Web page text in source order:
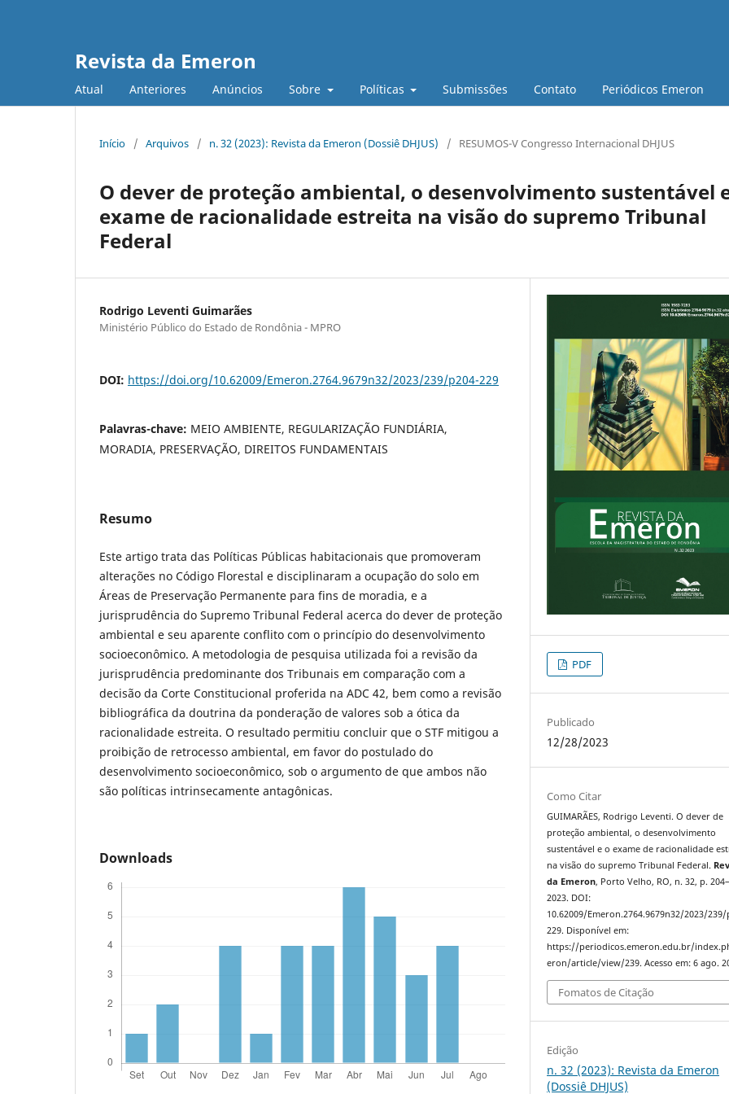
Revista da Emeron
Atual Anteriores Anúncios Sobre Políticas Submissões Contato Periódicos Emeron
Início / Arquivos / n. 32 (2023): Revista da Emeron (Dossiê DHJUS) / RESUMOS-V Congresso Internacional DHJUS
O dever de proteção ambiental, o desenvolvimento sustentável
exame de racionalidade estreita na visão do supremo Tribunal
Federal
Rodrigo Leventi Guimarães
Ministério Público do Estado de Rondônia - MPRO
DOI: https://doi.org/10.62009/Emeron.2764.9679n32/2023/239/p204-229
Palavras-chave: MEIO AMBIENTE, REGULARIZAÇÃO FUNDIÁRIA,
MORADIA, PRESERVAÇÃO, DIREITOS FUNDAMENTAIS
Resumo
Este artigo trata das Políticas Públicas habitacionais que promoveram
alterações no Código Florestal e disciplinaram a ocupação do solo em
Áreas de Preservação Permanente para fins de moradia, e a
jurisprudência do Supremo Tribunal Federal acerca do dever de proteção
ambiental e seu aparente conflito com o princípio do desenvolvimento
socioeconômico. A metodologia de pesquisa utilizada foi a revisão da
jurisprudência predominante dos Tribunais em comparação com a
decisão da Corte Constitucional proferida na ADC 42, bem como a revisão
bibliográfica da doutrina da ponderação de valores sob a ótica da
racionalidade estreita. O resultado permitiu concluir que o STF mitigou a
proibição de retrocesso ambiental, em favor do postulado do
desenvolvimento socioeconômico, sob o argumento de que ambos não
são políticas intrinsecamente antagônicas.
Downloads
PDF
Publicado
12/28/2023
Como Citar
GUIMARÃES, Rodrigo Leventi. O dever de
proteção ambiental, o desenvolvimento
sustentável e o exame de racionalidade
na visão do supremo Tribunal Federal.
da Emeron, Porto Velho, RO, n. 32, p.
2023. DOI:
10.62009/Emeron.2764.9679n32/2023/239/
229. Disponível em:
https://periodicos.emeron.edu.br/
eron/article/view/239. Acesso em: 6 ago.
Fomatos de Citação
Edição
n. 32 (2023): Revista da Emeron
(Dossiê DHJUS)